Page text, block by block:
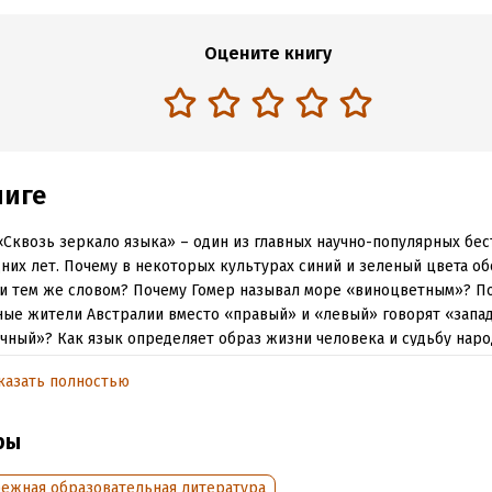
Оцените книгу
зеркало языка» – один из главных научно-популярных
лет. Почему в некоторых культурах синий и зеленый цвета
тем же словом? Почему Гомер называл море «виноцветным»?
жители Австралии вместо «правый» и «левый» говорят
Как язык определяет образ жизни человека и судьбу
– настоящий подарок для всех, кто интересуется жизнью
полностью
образовательная литература